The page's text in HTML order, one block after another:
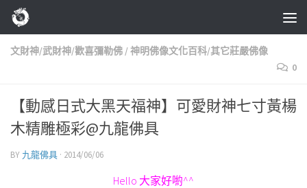
Skip to content
文財神/武財神/歡喜彌勒佛 /神明佛像文化百科/其它莊嚴佛像
0
【動感日式大黑天福神】可愛財神七寸黃楊
木精雕極彩@九龍佛具
BY 九龍佛具 · 2014/06/06
Hello 大家好喲^^